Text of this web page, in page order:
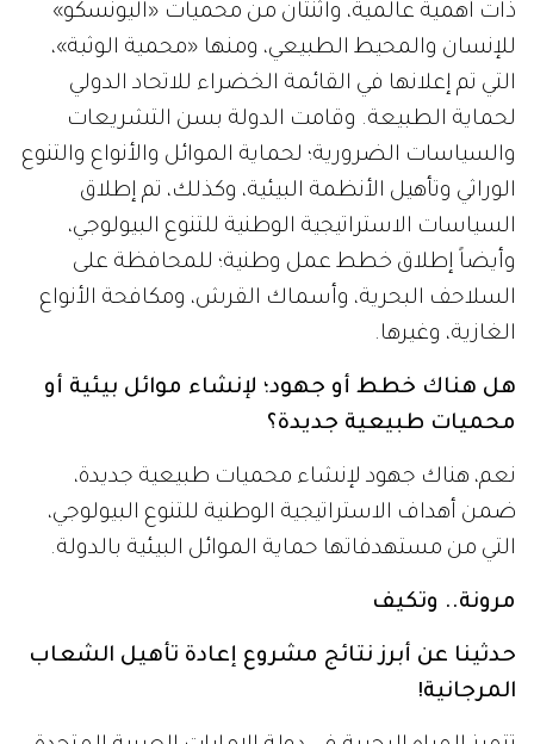
ذات أهمية عالمية، واثنتان من محميات «اليونسكو»
للإنسان والمحيط الطبيعي، ومنها «محمية الوثبة»،
التي تم إعلانها في القائمة الخضراء للاتحاد الدولي
لحماية الطبيعة. وقامت الدولة بسن التشريعات
والسياسات الضرورية؛ لحماية الموائل والأنواع والتنوع
الوراثي وتأهيل الأنظمة البيئية، وكذلك، تم إطلاق
السياسات الاستراتيجية الوطنية للتنوع البيولوجي،
وأيضاً إطلاق خطط عمل وطنية؛ للمحافظة على
السلاحف البحرية، وأسماك القرش، ومكافحة الأنواع
الغازية، وغيرها.
هل هناك خطط أو جهود؛ لإنشاء موائل بيئية أو
محميات طبيعية جديدة؟
نعم، هناك جهود لإنشاء محميات طبيعية جديدة،
ضمن أهداف الاستراتيجية الوطنية للتنوع البيولوجي،
التي من مستهدفاتها حماية الموائل البيئية بالدولة.
مرونة.. وتكيف
حدثينا عن أبرز نتائج مشروع إعادة تأهيل الشعاب
المرجانية!